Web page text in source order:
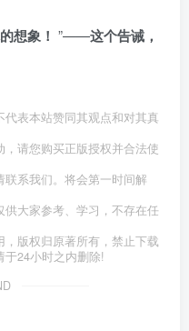
想象！ ”——这个告诫，
表本站赞同其观点和对其真
请您购买正版授权并合法使
系我们。将会第一时间解
大家参考、学习，不存在任
版权归原著所有，禁止下载
24小时之内删除!